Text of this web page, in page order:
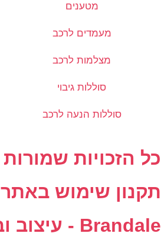
מטענים
מעמדים לרכב
מצלמות לרכב
סוללות גיבוי
סוללות הנעה לרכב
כל הזכויות שמורות
תקנון שימוש באתר
Brandale - עיצוב ובניית אתרים